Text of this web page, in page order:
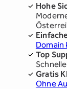
Hohe
Domain
Top
Gratis
Ohne